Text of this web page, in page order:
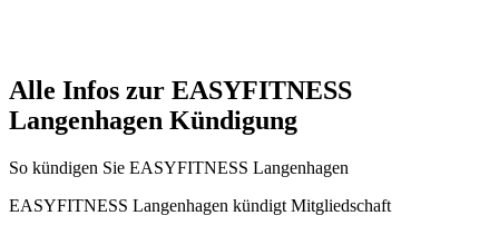
Alle Infos zur EASYFITNESS
Langenhagen Kündigung
So kündigen Sie EASYFITNESS Langenhagen
EASYFITNESS Langenhagen kündigt Mitgliedschaft